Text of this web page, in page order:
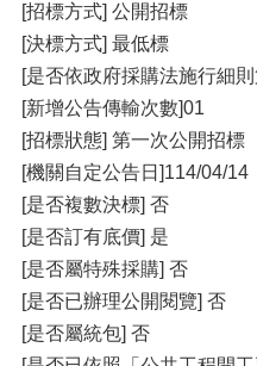
[招標方式] 公開招標
[決標方式] 最低標
[是否依政府採購法施行細
[新增公告傳輸次數]01
[招標狀態] 第一次公開招標
[機關自定公告日]114/04/14
[是否複數決標] 否
[是否訂有底價] 是
[是否屬特殊採購] 否
[是否已辦理公開閱覽] 否
[是否屬統包] 否